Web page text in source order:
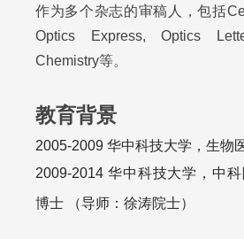
作为多个杂志的审稿人，包括
Optics Express, Optics
Chemistry等。
教育背景
2005-2009 华中科技大学，生物
2009-2014 华中科技大学，中
博士 （导师：徐涛院士）